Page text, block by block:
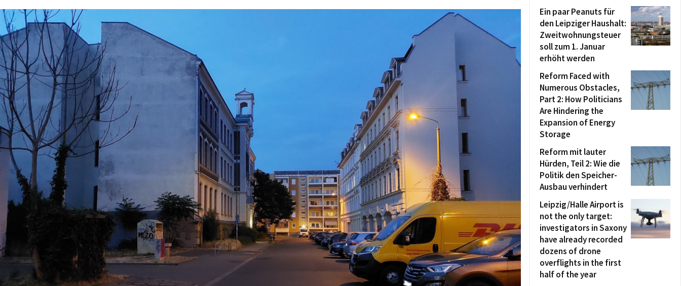
Ein paar Peanuts für
den Leipziger Haushalt:
Zweitwohnungsteuer
soll zum 1. Januar
erhöht werden
Reform Faced with
Numerous Obstacles,
Part 2: How Politicians
Are Hindering the
Expansion of Energy
Storage
Reform mit lauter
Hürden, Teil 2: Wie die
Politik den Speicher-
Ausbau verhindert
Leipzig/Halle Airport is
not the only target:
investigators in Saxony
have already recorded
dozens of drone
overflights in the first
half of the year